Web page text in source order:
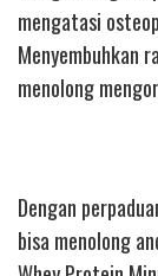
mengatasi
Menyembuhkan
menolong
Dengan
bisa menolong